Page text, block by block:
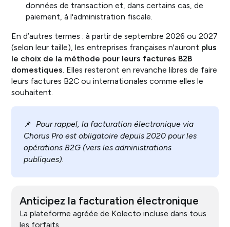
données de transaction et, dans certains cas, de
paiement, à l'administration fiscale.
En d’autres termes : à partir de septembre 2026 ou 2027
(selon leur taille), les entreprises françaises n'auront plus
le choix de la méthode pour leurs factures B2B
domestiques. Elles resteront en revanche libres de faire
leurs factures B2C ou internationales comme elles le
souhaitent.
📌 Pour rappel, la facturation électronique via
Chorus Pro est obligatoire depuis 2020 pour les
opérations B2G (vers les administrations
publiques).
Anticipez la facturation électronique
La plateforme agréée de Kolecto incluse dans tous
les forfaits